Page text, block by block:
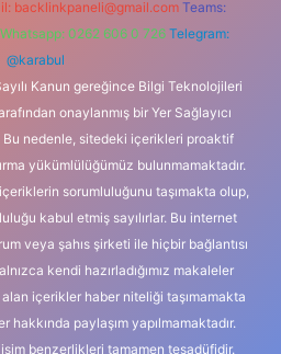
backlinkpaneli@gmail.com Teams:
Whatsapp: 0262 606 0 726 Telegram:
@karabul
Kanun gereğince Bilgi Teknolojileri
onaylanmış bir Yer Sağlayıcı
nedenle, sitedeki içerikleri proaktif
yükümlülüğümüz bulunmamaktadır.
sorumluluğunu taşımakta olup,
kabul etmiş sayılırlar. Bu internet
veya şahıs şirketi ile hiçbir bağlantısı
kendi hazırladığımız makaleler
alan içerikler haber niteliği taşımamakta
paylaşım yapılmamaktadır.
benzerlikleri tamamen tesadüfidir.